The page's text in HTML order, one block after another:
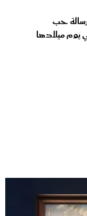
حب
ميلادها